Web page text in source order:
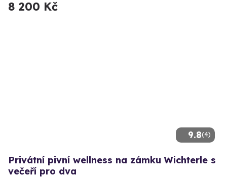
8 200 Kč
9.8(4)
Privátní pivní wellness na zámku Wichterle s
večeří pro dva